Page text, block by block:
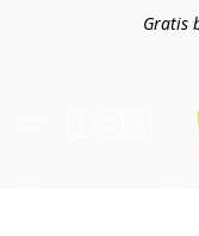
Gratis